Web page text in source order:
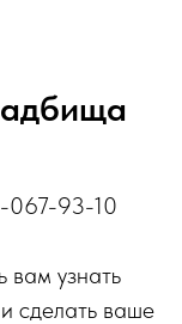
067-93-10
вам узнать
сделать ваше